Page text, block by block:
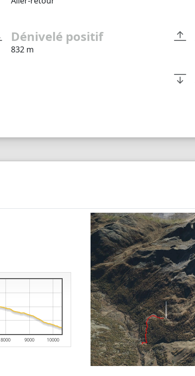
Dénivelé positif
832 m
8000 9000 10000